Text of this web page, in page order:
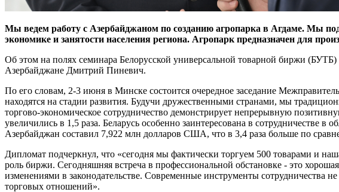
Мы ведем работу с Азербайджаном по созданию агропарка в Агдаме. Мы
экономике и занятости населения региона. Агропарк предназначен для
Об этом на полях семинара Белорусской универсальной товарной биржи
Азербайджане Дмитрий Пиневич.
По его словам, 2-3 июня в Минске состоится очередное заседание
находятся на стадии развития. Будучи дружественными странами, мы
торгово-экономическое сотрудничество демонстрирует непрерывную
увеличились в 1,5 раза. Беларусь особенно заинтересована в сотрудничестве
Азербайджан составил 7,922 млн долларов США, что в 3,4 раза больше по
Дипломат подчеркнул, что «сегодня мы фактически торгуем 500 товарами и
роль биржи. Сегодняшняя встреча в профессиональной обстановке - это
изменениями в законодательстве. Современные инструменты сотрудничества
торговых отношений».